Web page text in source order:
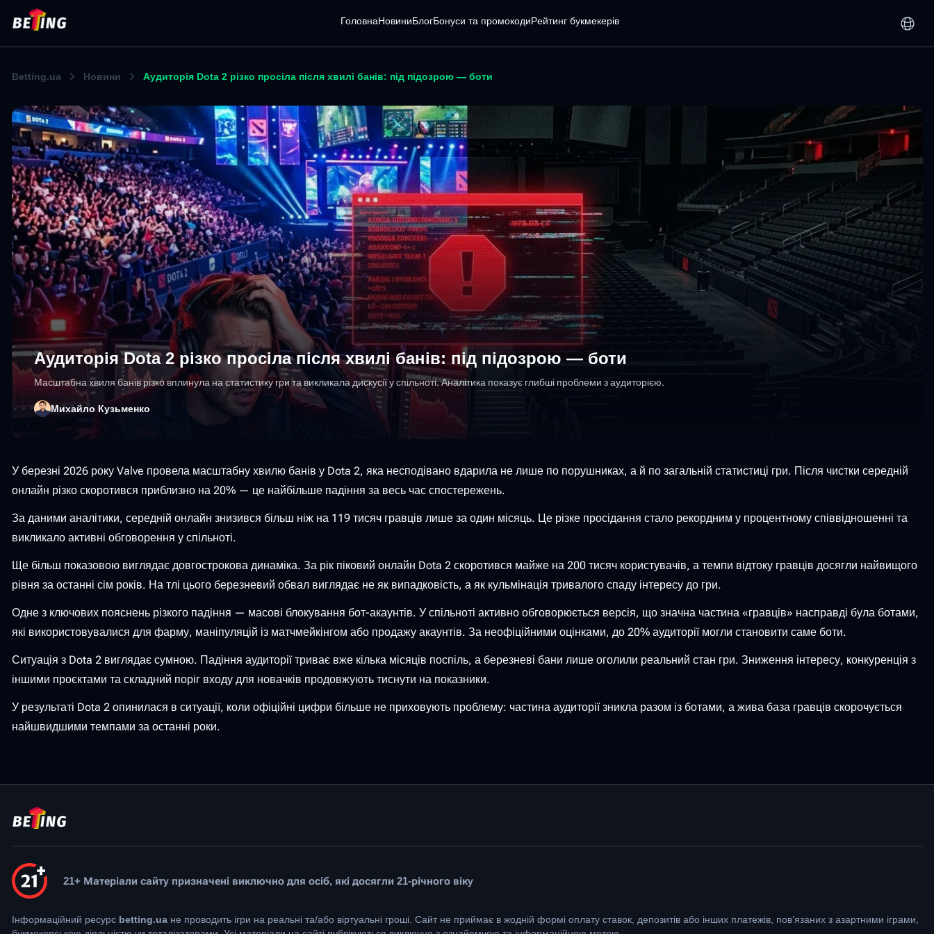
ГоловнаНовиниБлогБонуси та промокодиPейтинг букмекерів
Betting.ua Новини Аудиторія Dota 2 різко просіла після хвилі банів: під підозрою — боти
Аудиторія Dota 2 різко просіла після хвилі банів: під підозрою — боти
Масштабна хвиля банів різко вплинула на статистику гри та викликала дискусії у спільноті. Аналітика показує глибші проблеми з аудиторією.
Михайло Кузьменко
У березні 2026 року Valve провела масштабну хвилю банів у Dota 2, яка несподівано вдарила не лише по порушниках, а й по загальній статистиці гри. Після чистки середній
онлайн різко скоротився приблизно на 20% — це найбільше падіння за весь час спостережень.
За даними аналітики, середній онлайн знизився більш ніж на 119 тисяч гравців лише за один місяць. Це різке просідання стало рекордним у процентному співвідношенні та
викликало активні обговорення у спільноті.
Ще більш показовою виглядає довгострокова динаміка. За рік піковий онлайн Dota 2 скоротився майже на 200 тисяч користувачів, а темпи відтоку гравців досягли найвищого
рівня за останні сім років. На тлі цього березневий обвал виглядає не як випадковість, а як кульмінація тривалого спаду інтересу до гри.
Одне з ключових пояснень різкого падіння — масові блокування бот-акаунтів. У спільноті активно обговорюється версія, що значна частина «гравців» насправді була ботами,
які використовувалися для фарму, маніпуляцій із матчмейкінгом або продажу акаунтів. За неофіційними оцінками, до 20% аудиторії могли становити саме боти.
Ситуація з Dota 2 виглядає сумною. Падіння аудиторії триває вже кілька місяців поспіль, а березневі бани лише оголили реальний стан гри. Зниження інтересу, конкуренція з
іншими проєктами та складний поріг входу для новачків продовжують тиснути на показники.
У результаті Dota 2 опинилася в ситуації, коли офіційні цифри більше не приховують проблему: частина аудиторії зникла разом із ботами, а жива база гравців скорочується
найшвидшими темпами за останні роки.
21+ Матеріали сайту призначені виключно для осіб, які досягли 21-річного віку
Інформаційний ресурс betting.uaне проводить ігри на реальні та/або віртуальні гроші. Сайт не приймає в жодній формі оплату ставок, депозитів або інших платежів, пов’язаних з азартними іграми,